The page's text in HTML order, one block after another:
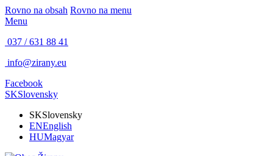
Rovno na obsah Rovno na menu
Menu
037 / 631 88 41
info@zirany.eu
Facebook
SKSlovensky
SKSlovensky
ENEnglish
HUMagyar